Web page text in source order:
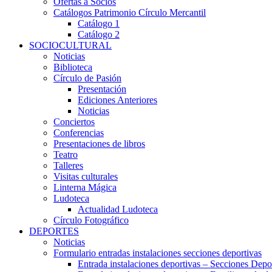
Catálogos Patrimonio Círculo Mercantil
Catálogo 1
Catálogo 2
SOCIOCULTURAL
Noticias
Biblioteca
Círculo de Pasión
Presentación
Ediciones Anteriores
Noticias
Conciertos
Conferencias
Presentaciones de libros
Teatro
Talleres
Visitas culturales
Linterna Mágica
Ludoteca
Actualidad Ludoteca
Círculo Fotográfico
DEPORTES
Noticias
Formulario entradas instalaciones secciones deportivas
Entrada instalaciones deportivas – Secciones